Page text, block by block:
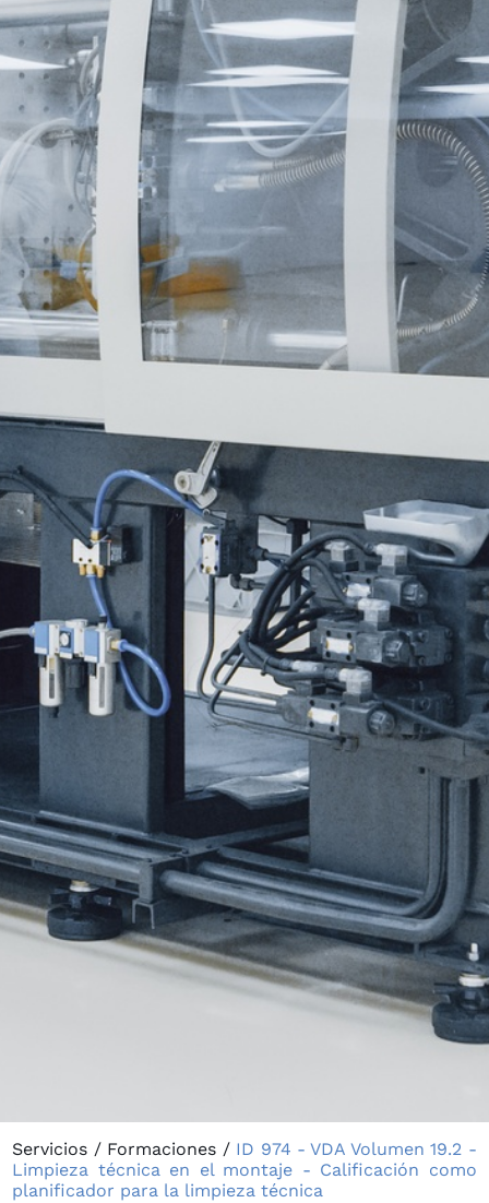
Servicios / Formaciones / ID 974 - VDA Volumen 19.2 -
Limpieza técnica en el montaje - Calificación como
planificador para la limpieza técnica